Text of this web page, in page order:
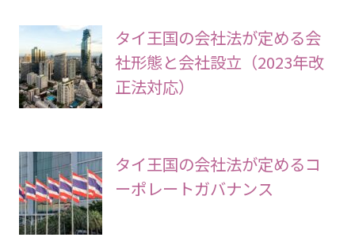
タイ王国の会社法が定める会
社形態と会社設立（2023年改
正法対応）
タイ王国の会社法が定めるコ
ーポレートガバナンス